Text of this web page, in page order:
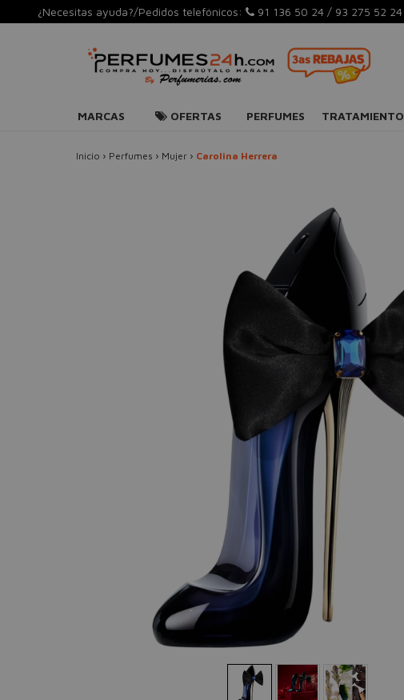
¿Necesitas ayuda?/Pedidos telefónicos: 91 136 50 24 / 93 275 52 24
MARCAS OFERTAS PERFUMES TRATAMIENTO
Inicio › Perfumes › Mujer › Carolina Herrera